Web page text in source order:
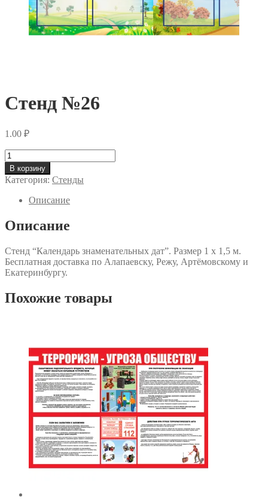
Стенд №26
1.00 ₽
Количество
Стенд
№26
В корзину
Категория: Стенды
Описание
Описание
Стенд “Календарь знаменательных дат”. Размер 1 х 1,5 м.
Бесплатная доставка по Алапаевску, Режу, Артёмовскому и
Екатеринбургу.
Похожие товары